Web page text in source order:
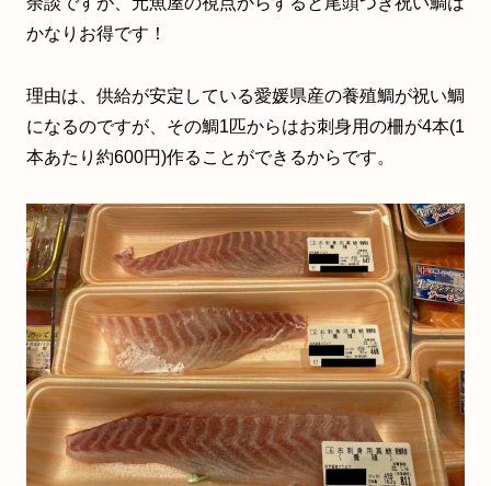
かなりお得です！
理由は、供給が安定している愛媛県産の養殖鯛が祝い鯛
になるのですが、その鯛1匹からはお刺身用の柵が4本(1
本あたり約600円)作ることができるからです。